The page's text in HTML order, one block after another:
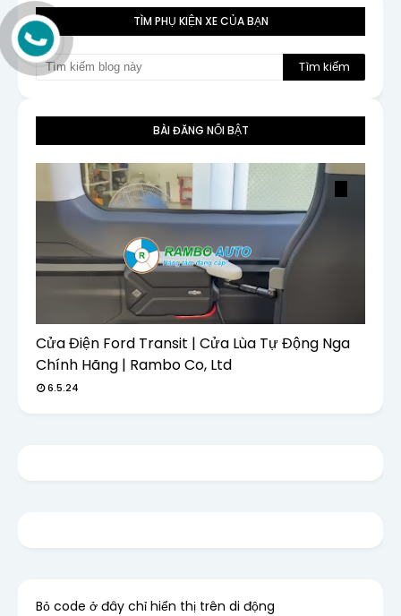
TÌM PHỤ KIỆN XE CỦA BẠN
BÀI ĐĂNG NỔI BẬT
Cửa Điện Ford Transit | Cửa Lùa Tự Động Nga
Chính Hãng | Rambo Co, Ltd
6.5.24
Bỏ code ở đây chỉ hiển thị trên di động